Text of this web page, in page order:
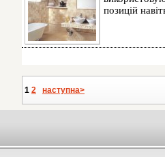
позицій
1 2 наступна>